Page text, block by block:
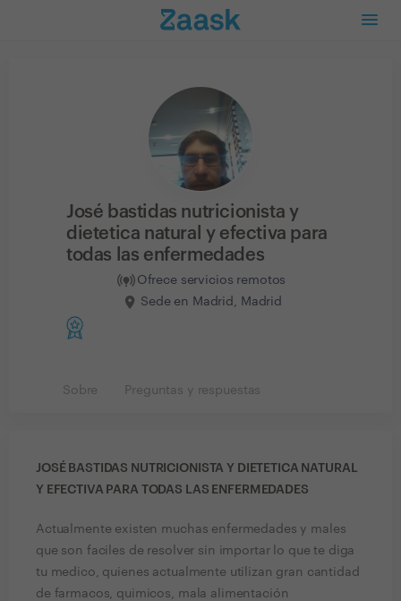
José bastidas nutricionista y
dietetica natural y efectiva para
todas las enfermedades
Ofrece servicios remotos
Sede en Madrid, Madrid
Sobre Preguntas y respuestas
JOSÉ BASTIDAS NUTRICIONISTA Y DIETETICA NATURAL
Y EFECTIVA PARA TODAS LAS ENFERMEDADES
Actualmente existen muchas enfermedades y males
que son faciles de resolver sin importar lo que te diga
tu medico, quienes actualmente utilizan gran cantidad
de farmacos, quimicos, mala alimentación